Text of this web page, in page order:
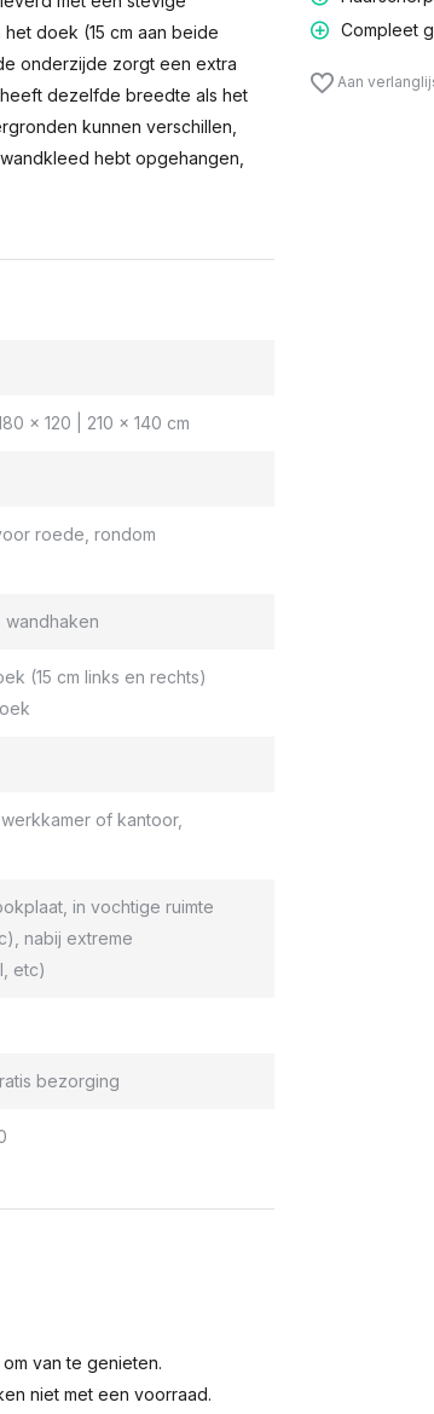
doek (15 cm aan beide
onderzijde zorgt een extra
dezelfde breedte als het
kunnen verschillen,
hebt opgehangen,
x 120 | 210 x 140 cm
roede, rondom
(15 cm links en rechts)
of kantoor,
in vochtige ruimte
nabij extreme
etc)
bezorging
van te genieten.
niet met een voorraad.
Compleet
Aan